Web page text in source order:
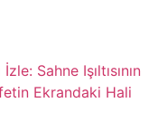
Sahne Işıltısının
Ekrandaki Hali